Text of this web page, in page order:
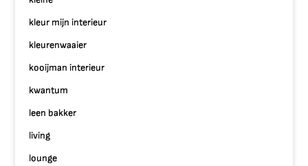
kleur mijn interieur
kleurenwaaier
kooijman interieur
kwantum
leen bakker
living
lounge